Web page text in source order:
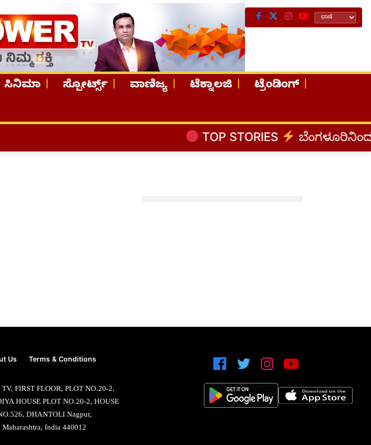
ಸಿನಿಮಾ ಸ್ಪೋರ್ಟ್ಸ್ ವಾಣಿಜ್ಯ ಟೆಕ್ನಾಲಜಿ
ಟ್ರೆಂಡಿಂಗ್
TOP STORIES ಬೆಂಗಳೂರಿನಿಂದ
Us Terms & Conditions
TV, FIRST FLOOR, PLOT NO.20-2,
HOUSE PLOT NO.20-2, HOUSE
DHANTOLI Nagpur,
Maharashtra, India 440012